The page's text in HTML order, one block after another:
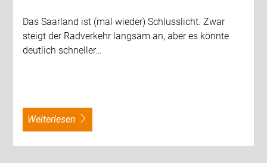
Das Saarland ist (mal wieder) Schlusslicht. Zwar
steigt der Radverkehr langsam an, aber es könnte
deutlich schneller…
weiterlesen